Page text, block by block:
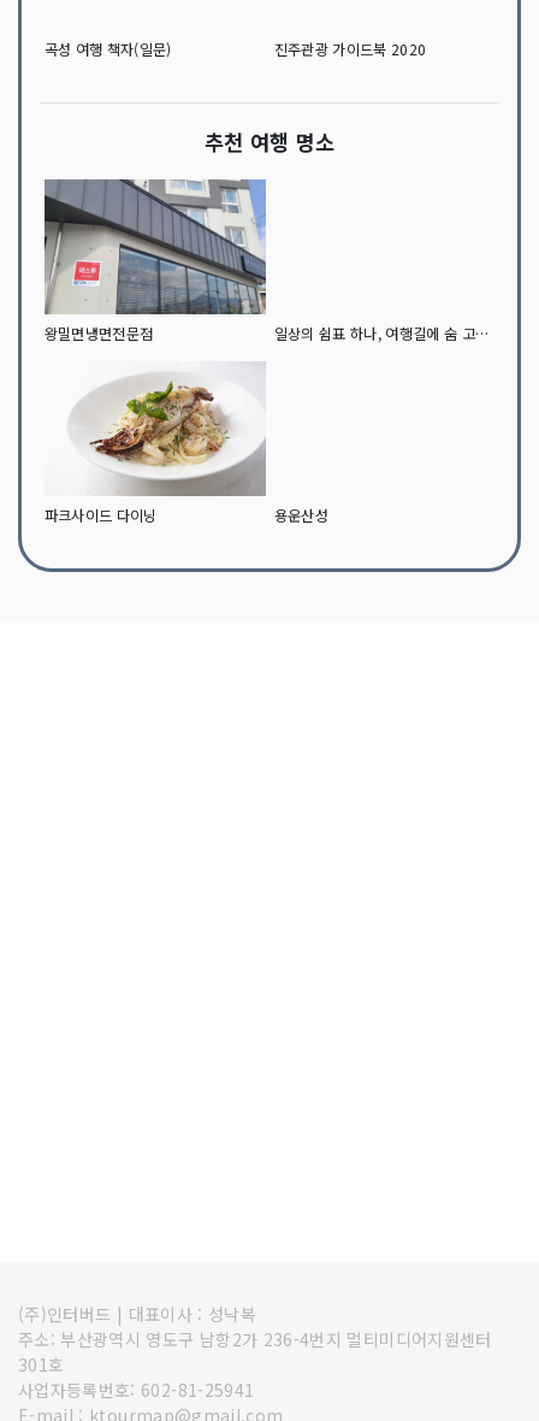
곡성 여행 책자(일문) 진주관광 가이드북 2020
추천 여행 명소
왕밀면냉면전문점 일상의 쉼표 하나, 여행길에 숨 고르기 충주 세계무술박물관
파크사이드 다이닝 용운산성
(주)인터버드 | 대표이사 : 성낙복
주소: 부산광역시 영도구 남항2가 236-4번지 멀티미디어지원센터
301호
사업자등록번호: 602-81-25941
E-mail : ktourmap@gmail.com